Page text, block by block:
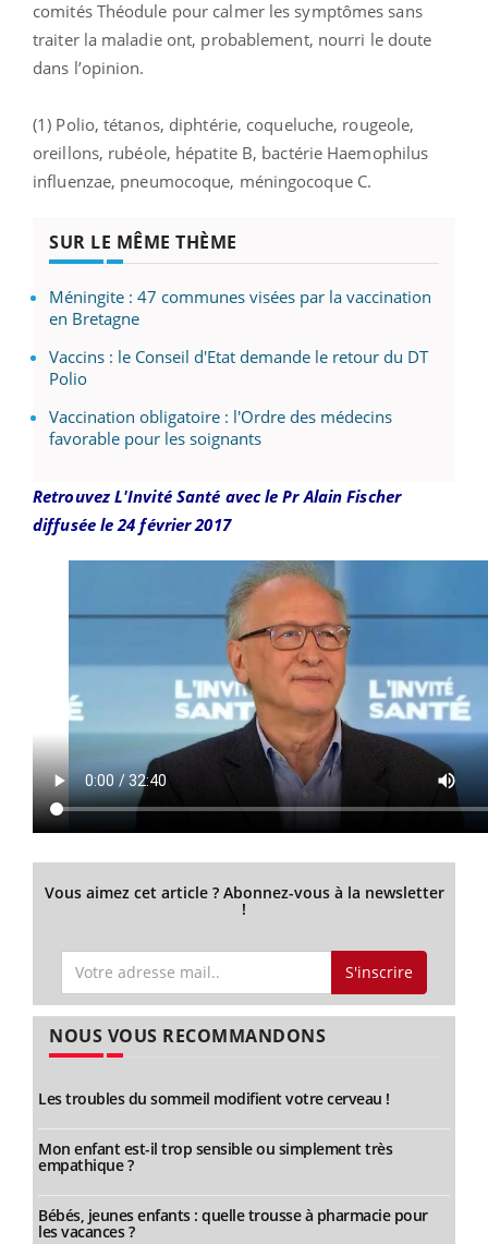
comités Théodule pour calmer les symptômes sans
traiter la maladie ont, probablement, nourri le doute
dans l’opinion.
(1) Polio, tétanos, diphtérie, coqueluche, rougeole,
oreillons, rubéole, hépatite B, bactérie Haemophilus
influenzae, pneumocoque, méningocoque C.
SUR LE MÊME THÈME
Méningite : 47 communes visées par la vaccination
en Bretagne
Vaccins : le Conseil d'Etat demande le retour du DT
Polio
Vaccination obligatoire : l'Ordre des médecins
favorable pour les soignants
Retrouvez L'Invité Santé avec le Pr Alain Fischer
diffusée le 24 février 2017
Vous aimez cet article ? Abonnez-vous à la newsletter
!
S'inscrire
NOUS VOUS RECOMMANDONS
Les troubles du sommeil modifient votre cerveau !
Mon enfant est-il trop sensible ou simplement très
empathique ?
Bébés, jeunes enfants : quelle trousse à pharmacie pour
les vacances ?